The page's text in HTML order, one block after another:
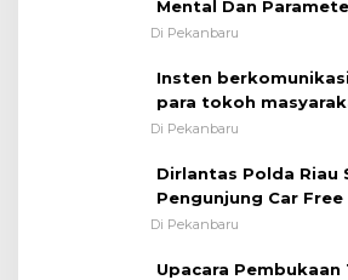
Mental Dan
Melaksanakan ✈
Di Pekanbaru
Insten
para tokoh
System OMP LK ²024
Pentingnya
Situasi Kondusif
Di Pekanbaru
Dirlantas Polda Riau
Pengunjung Car
Pesan Edukasi
Di Pekanbaru
Upacara Pembukaan